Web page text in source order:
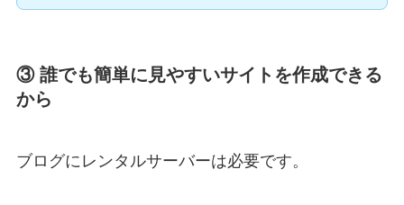
③ 誰でも簡単に見やすいサイトを作成できる
から
ブログにレンタルサーバーは必要です。